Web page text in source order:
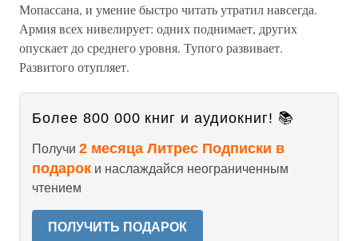
Мопассана, и умение быстро читать утратил навсегда.
Армия всех нивелирует: одних поднимает, других
опускает до среднего уровня. Тупого развивает.
Развитого отупляет.
Более 800 000 книг и аудиокниг! 📚
Получи 2 месяца Литрес Подписки в
подарок и наслаждайся неограниченным
чтением
ПОЛУЧИТЬ ПОДАРОК